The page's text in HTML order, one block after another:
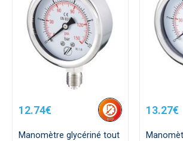
12.74€
Manomètre glycériné tout
13.27€